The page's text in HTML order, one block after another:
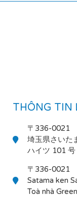
THÔNG TIN
〒336-0021
埼玉県さいた
ハイツ 101 号
〒336-0021
Satama ken
Toà nhà